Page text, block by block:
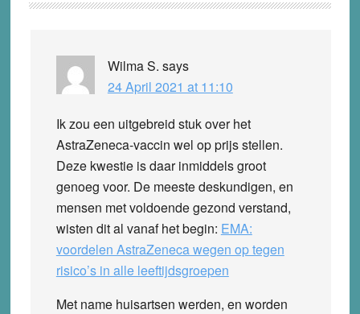
Interactions
Wilma S. says
24 April 2021 at 11:10
Ik zou een uitgebreid stuk over het
AstraZeneca-vaccin wel op prijs stellen.
Deze kwestie is daar inmiddels groot
genoeg voor. De meeste deskundigen, en
mensen met voldoende gezond verstand,
wisten dit al vanaf het begin: EMA:
voordelen AstraZeneca wegen op tegen
risico’s in alle leeftijdsgroepen
Met name huisartsen werden, en worden